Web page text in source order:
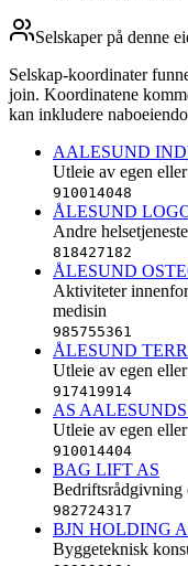
Selskaper på denne
Selskap-koordinater
join. Koordinatene
kan inkludere
AALESUND
Utleie av egen
910014048
ÅLESUND
Andre
818427182
ÅLESUND
Aktiviteter
medisin
985755361
ÅLESUND
Utleie av egen
917419914
AS
Utleie av egen
910014404
BAG LIFT AS
Bedriftsrådgivning
982724317
BJN HOLDING
Byggeteknisk